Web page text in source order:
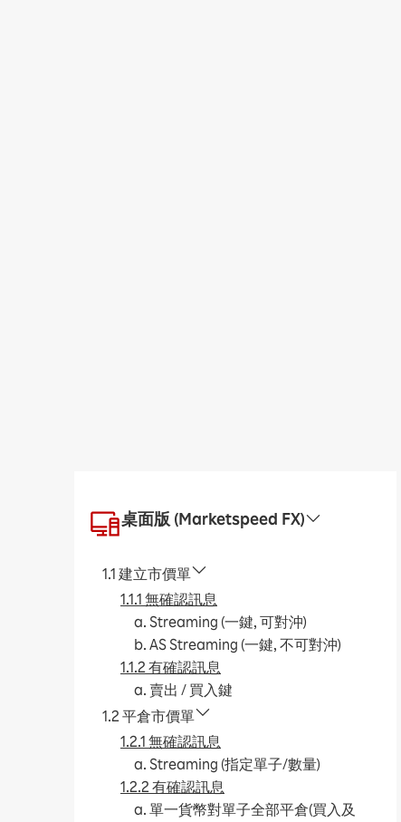
桌面版 (Marketspeed FX)
1.1 建立市價單
1.1.1 無確認訊息
a. Streaming (一鍵, 可對沖)
b. AS Streaming (一鍵, 不可對沖)
1.1.2 有確認訊息
a. 賣出 / 買入鍵
1.2 平倉市價單
1.2.1 無確認訊息
a. Streaming (指定單子/數量)
1.2.2 有確認訊息
a. 單一貨幣對單子全部平倉(買入及